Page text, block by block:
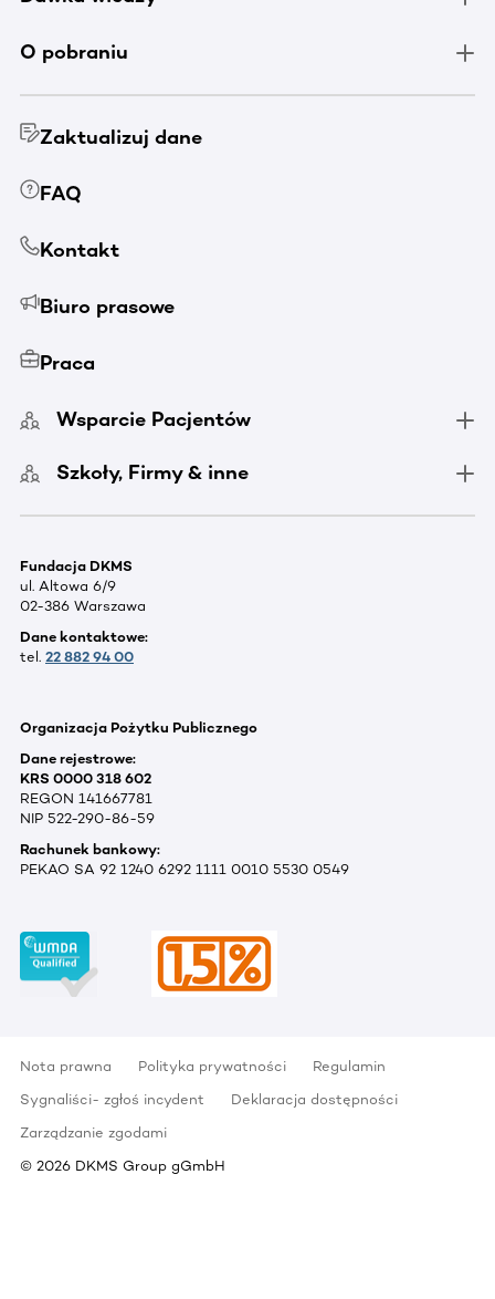
O pobraniu
Zaktualizuj dane
FAQ
Kontakt
Biuro prasowe
Praca
Wsparcie Pacjentów
Szkoły, Firmy & inne
Fundacja DKMS
ul. Altowa 6/9
02-386 Warszawa
Dane kontaktowe:
tel. 22 882 94 00
Organizacja Pożytku Publicznego
Dane rejestrowe:
KRS 0000 318 602
REGON 141667781
NIP 522-290-86-59
Rachunek bankowy:
PEKAO SA 92 1240 6292 1111 0010 5530 0549
Nota prawna Polityka prywatności
Regulamin
Sygnaliści- zgłoś incydent
Deklaracja dostępności
Zarządzanie zgodami
© 2026 DKMS Group gGmbH